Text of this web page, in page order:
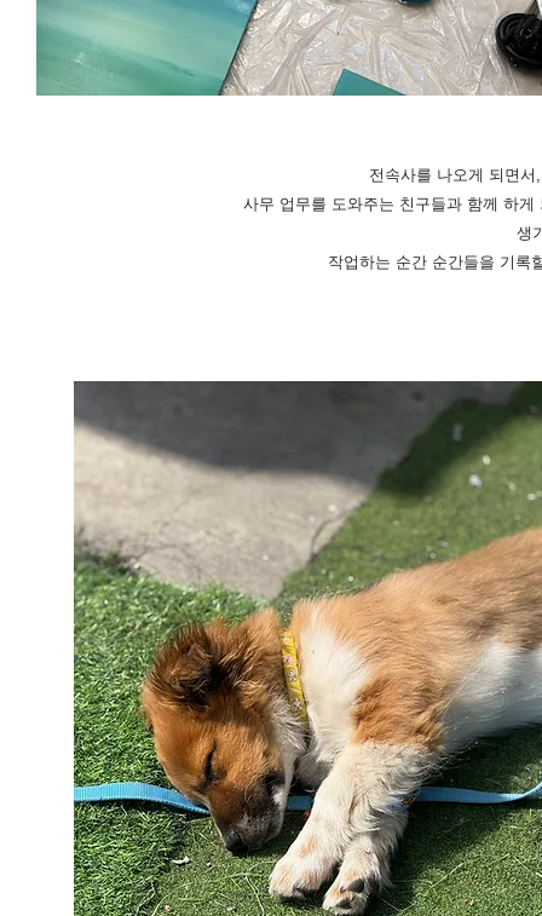
전속사를 나오게 되면
사무 업무를 도와주는 친구들과 함께 하
생
작업하는 순간 순간들을 기록